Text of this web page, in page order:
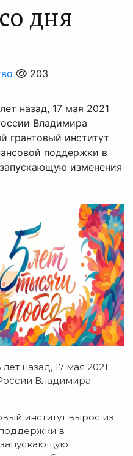
дня
203
назад, 17 мая 2021
Владимира
грантовый институт
поддержки в
изменения
назад, 17 мая 2021
Владимира
институт вырос из
в